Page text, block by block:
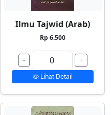
Ilmu Tajwid (Arab)
Rp 6.500
-
+
Lihat Detail